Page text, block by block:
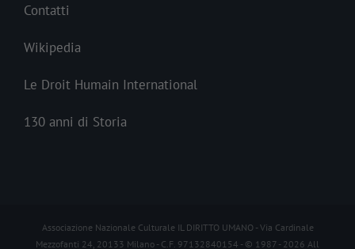
Contatti
Wikipedia
Le Droit Humain International
130 anni di Storia
Associazione Nazionale Culturale IL DIRITTO UMANO - Via Cardinale
Mezzofanti 24, 20133 Milano - C.F. 97132840154 - © 1987 - 2026 All